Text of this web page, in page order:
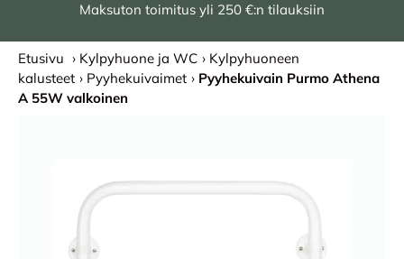
Maksuton toimitus yli 250 €:n tilauksiin
Etusivu › Kylpyhuone ja WC › Kylpyhuoneen
kalusteet › Pyyhekuivaimet › Pyyhekuivain Purmo Athena
A 55W valkoinen